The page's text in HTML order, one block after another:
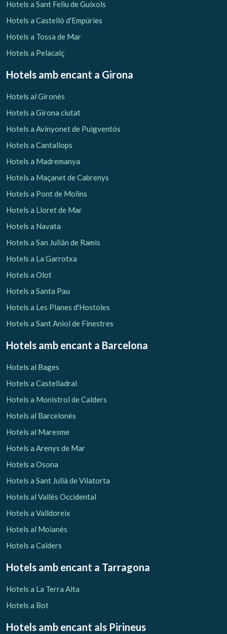
Gestionar la meva reserva
Verificar localitzador
Hotels a Sant Feliu de Guíxols
Hotels a Castelló d'Empúries
Hotels a Tossa de Mar
Hotels a Pelacalç
Hotels amb encant a Girona
Hotels al Gironès
Hotels a Girona ciutat
Hotels a Avinyonet de Puigventós
Hotels a Cantallops
Hotels a Madremanya
Hotels a Maçanet de Cabrenys
Hotels a Pont de Molins
Hotels a Lloret de Mar
Hotels a Navata
Hotels a San Julián de Ramis
Hotels a La Garrotxa
Hotels a Olot
Hotels a Santa Pau
Hotels a Les Planes d'Hostoles
Hotels a Sant Aniol de Finestres
Hotels amb encant a Barcelona
Hotels al Bages
Hotels a Castelladral
Hotels a Monistrol de Calders
Hotels al Barcelonès
Hotels al Maresme
Hotels a Arenys de Mar
Hotels a Osona
Hotels a Sant Julià de Vilatorta
Hotels al Vallès Occidental
Hotels a Valldoreix
Hotels al Moianès
Hotels a Calders
Hotels amb encant a Tarragona
Hotels a La Terra Alta
Hotels a Bot
Hotels amb encant als Pirineus